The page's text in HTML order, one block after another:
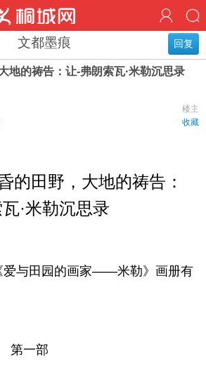
回复
文都墨痕
地的祷告：让-弗朗索瓦·米勒沉思录
楼主
收藏
的田野，大地的祷告：
·米勒沉思录
与田园的画家——米勒》画册有
部